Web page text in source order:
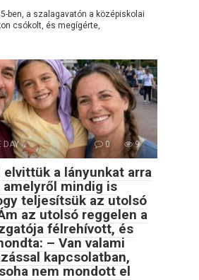
ben, a szalagavatón a középiskolai
csókolt, és megígérte,
DAY 0 9
a lányunkat arra
amelyről mindig is
teljesítsük az utolsó
az utolsó reggelen a
félrehívott, és
– Van valami
kapcsolatban,
nem mondott el